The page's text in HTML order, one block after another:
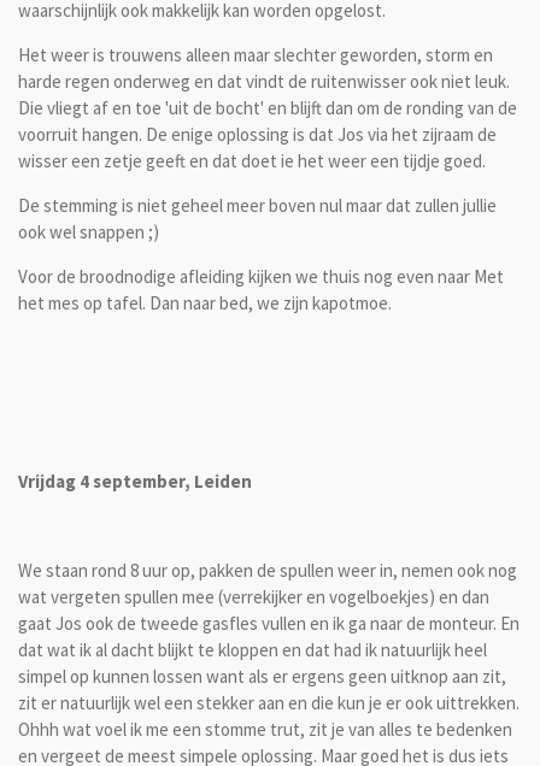
waarschijnlijk ook makkelijk kan worden opgelost.
Het weer is trouwens alleen maar slechter geworden, storm en
harde regen onderweg en dat vindt de ruitenwisser ook niet leuk.
Die vliegt af en toe 'uit de bocht' en blijft dan om de ronding van de
voorruit hangen. De enige oplossing is dat Jos via het zijraam de
wisser een zetje geeft en dat doet ie het weer een tijdje goed.
De stemming is niet geheel meer boven nul maar dat zullen jullie
ook wel snappen ;)
Voor de broodnodige afleiding kijken we thuis nog even naar Met
het mes op tafel. Dan naar bed, we zijn kapotmoe.
Vrijdag 4 september, Leiden
We staan rond 8 uur op, pakken de spullen weer in, nemen ook nog
wat vergeten spullen mee (verrekijker en vogelboekjes) en dan
gaat Jos ook de tweede gasfles vullen en ik ga naar de monteur. En
dat wat ik al dacht blijkt te kloppen en dat had ik natuurlijk heel
simpel op kunnen lossen want als er ergens geen uitknop aan zit,
zit er natuurlijk wel een stekker aan en die kun je er ook uittrekken.
Ohhh wat voel ik me een stomme trut, zit je van alles te bedenken
en vergeet de meest simpele oplossing. Maar goed het is dus iets